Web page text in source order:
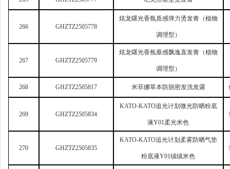
266 GHZTZ2505778
炫龙曙光香氛质感弹力烫发膏（植物
调理型）
267 GHZTZ2505779
炫龙曙光香氛垂感飘逸直发膏（植物
调理型）
268 GHZTZ2505817 米菲娜草本防脱密发洗发露
269 GHZTZ2505834
KATO-KATO追光计划微光防晒粉底
液Y01柔光米色
270 GHZTZ2505835
KATO-KATO追光计划柔雾防晒气垫
粉底液Y01绒绒米色